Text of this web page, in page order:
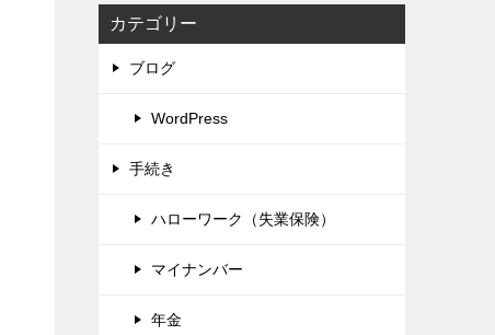
カテゴリー
ブログ
WordPress
手続き
ハローワーク（失業保険）
マイナンバー
年金